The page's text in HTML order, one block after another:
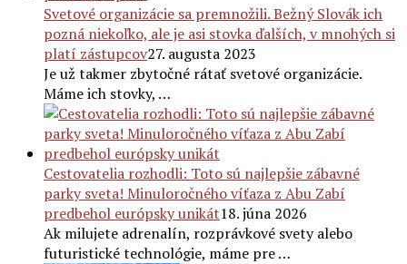
Svetové organizácie sa premnožili. Bežný Slovák ich
pozná niekoľko, ale je asi stovka ďalších, v mnohých si
platí zástupcov27. augusta 2023
Je už takmer zbytočné rátať svetové organizácie.
Máme ich stovky, …
Cestovatelia rozhodli: Toto sú najlepšie zábavné
parky sveta! Minuloročného víťaza z Abu Zabí
predbehol európsky unikát18. júna 2026
Ak milujete adrenalín, rozprávkové svety alebo
futuristické technológie, máme pre …